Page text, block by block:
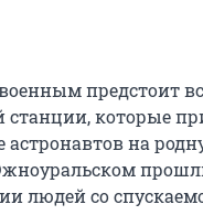
предстоит
которые
астронавтов на
людей со